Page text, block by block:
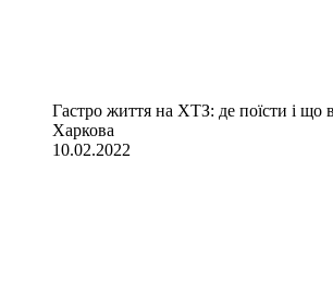
Гастро життя на ХТЗ: де поїсти і що
Харкова
10.02.2022